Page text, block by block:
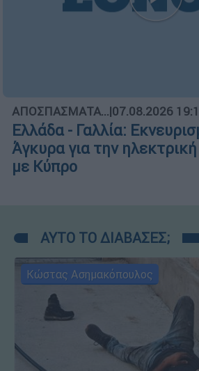
ΑΠΟΣΠΑΣΜΑΤΑ...|07.08.2026
Ελλάδα - Γαλλία:
Άγκυρα για την
με Κύπρο
ΑΥΤΟ ΤΟ ΔΙΑΒΑΣΕΣ;
Κώστας Ασημακόπουλος